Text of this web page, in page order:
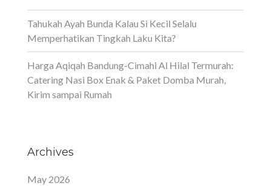
Tahukah Ayah Bunda Kalau Si Kecil Selalu
Memperhatikan Tingkah Laku Kita?
Harga Aqiqah Bandung-Cimahi Al Hilal Termurah:
Catering Nasi Box Enak & Paket Domba Murah,
Kirim sampai Rumah
Archives
May 2026